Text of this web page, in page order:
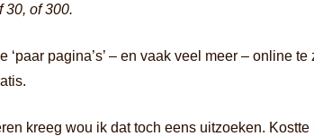
30, of 300.
pagina’s’ – en vaak veel meer – online
kreeg wou ik dat toch eens uitzoeken. Kostte